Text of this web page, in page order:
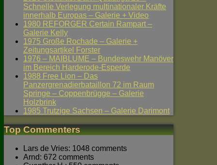
Schnelle Verlegung multinationaler Kräfte
innerhalb Europas – Galerie + Video
1980 REFORGER Certain Rampart –
Galerie Kelly
1975 Große Rochade – Galerie +
Zeitungsartikel Forster
1976 – MAIBLUME – Bundeswehr Manöver
im Bereich Harderode-Esperde
1988 Free Lion – Das
Panzergrenadierbataillon 72 im Raum
Springe – Coppenbrügge – Galerie
Holzbrink
1985 Trutzige Sachsen – Galerie Darimont
Top Commenters
Lars de Vries: 1048 comments
Arnd: 672 comments